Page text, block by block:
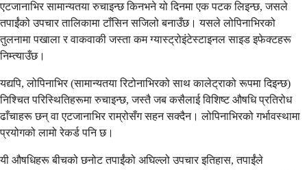
एटजानाभिर सामान्यतया रुचाइन्छ किनभने यो दिनमा एक पटक लिइन्छ, जसले
तपाईंको उपचार तालिकामा टाँसिन सजिलो बनाउँछ। यसले लोपिनाभिरको
तुलनामा पखाला र वाकवाकी जस्ता कम ग्यास्ट्रोइंटेस्टाइनल साइड इफेक्टहरू
निम्त्याउँछ।
यद्यपि, लोपिनाभिर (सामान्यतया रिटोनाभिरको साथ कालेट्राको रूपमा दिइन्छ)
निश्चित परिस्थितिहरूमा रुचाइन्छ, जस्तै जब कसैलाई विशिष्ट औषधि प्रतिरोध
ढाँचाहरू छन् वा एटजानाभिर राम्रोसँग सहन सक्दैन। लोपिनाभिरको गर्भावस्थामा
प्रयोगको लामो रेकर्ड पनि छ।
यी औषधिहरू बीचको छनोट तपाईंको अघिल्लो उपचार इतिहास, तपाईंले